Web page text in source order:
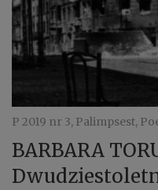
P 2019 nr 3, Palimpsest,
BARBARA